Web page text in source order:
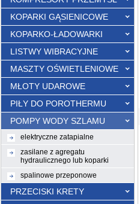
KOPARKI GĄSIENICOWE
KOPARKO-ŁADOWARKI
LISTWY WIBRACYJNE
MASZTY OŚWIETLENIOWE
MŁOTY UDAROWE
PIŁY DO POROTHERMU
POMPY WODY SZLAMU
elektryczne zatapialne
zasilane z agregatu
hydraulicznego lub koparki
spalinowe przeponowe
PRZECISKI KRETY